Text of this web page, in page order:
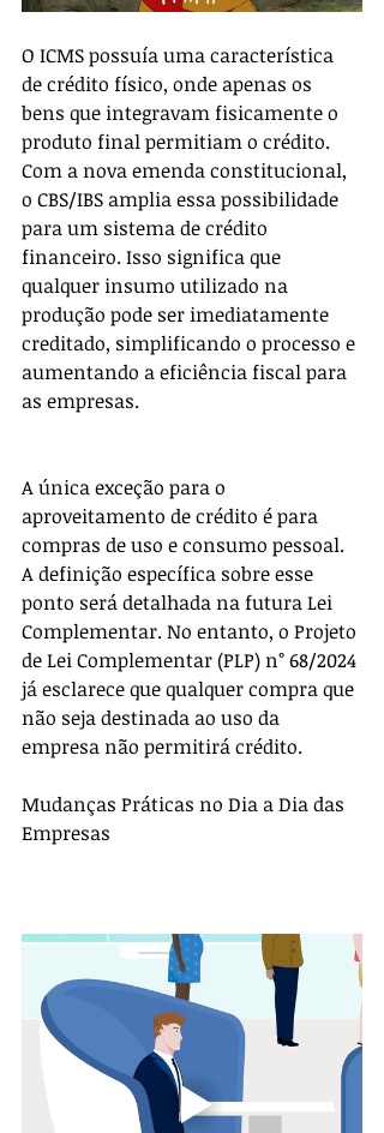
O ICMS possuía uma característica
de crédito físico, onde apenas os
bens que integravam fisicamente o
produto final permitiam o crédito.
Com a nova emenda constitucional,
o CBS/IBS amplia essa possibilidade
para um sistema de crédito
financeiro. Isso significa que
qualquer insumo utilizado na
produção pode ser imediatamente
creditado, simplificando o processo e
aumentando a eficiência fiscal para
as empresas.
A única exceção para o
aproveitamento de crédito é para
compras de uso e consumo pessoal.
A definição específica sobre esse
ponto será detalhada na futura Lei
Complementar. No entanto, o Projeto
de Lei Complementar (PLP) n° 68/2024
já esclarece que qualquer compra que
não seja destinada ao uso da
empresa não permitirá crédito.
Mudanças Práticas no Dia a Dia das
Empresas